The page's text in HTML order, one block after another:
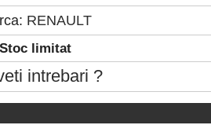
RENAULT
Stoc limitat
intrebari ?